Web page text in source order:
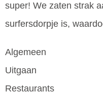
super! We zaten strak
surfersdorpje is,
Algemeen
Uitgaan
Restaurants